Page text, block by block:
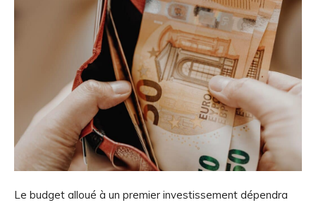
Le budget alloué à un premier investissement dépendra